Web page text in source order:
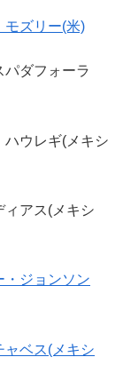
モズリー(米)
ダフォーラ
ウレギ(メキシ
アス(メキシ
・ジョンソン
ャベス(メキシ